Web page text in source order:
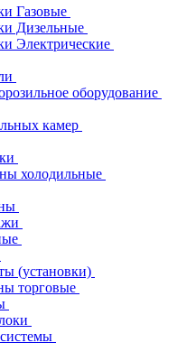
Газовые
Дизельные
Электрические
оборудование
камер
холодильные
(установки)
торговые